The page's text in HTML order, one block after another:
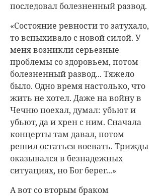
последовал болезненный развод.
«Состояние ревности то затухало,
то вспыхивало с новой силой. У
меня возникли серьезные
проблемы со здоровьем, потом
болезненный развод... Тяжело
было. Одно время настолько, что
жить не хотел. Даже на войну в
Чечню поехал, думал: убьют и
убьют, да и хрен с ним. Сначала
концерты там давал, потом
решил остаться воевать. Трижды
оказывался в безнадежных
ситуациях, но Бог берег...»
А вот со вторым браком